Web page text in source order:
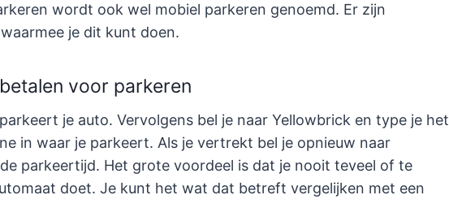
wordt ook wel mobiel parkeren genoemd. Er zijn
je dit kunt doen.
voor parkeren
je auto. Vervolgens bel je naar Yellowbrick en type je het
in waar je parkeert. Als je vertrekt bel je opnieuw naar
parkeertijd. Het grote voordeel is dat je nooit teveel of te
doet. Je kunt het wat dat betreft vergelijken met een